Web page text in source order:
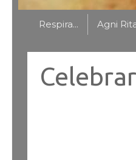
Respira... Agni